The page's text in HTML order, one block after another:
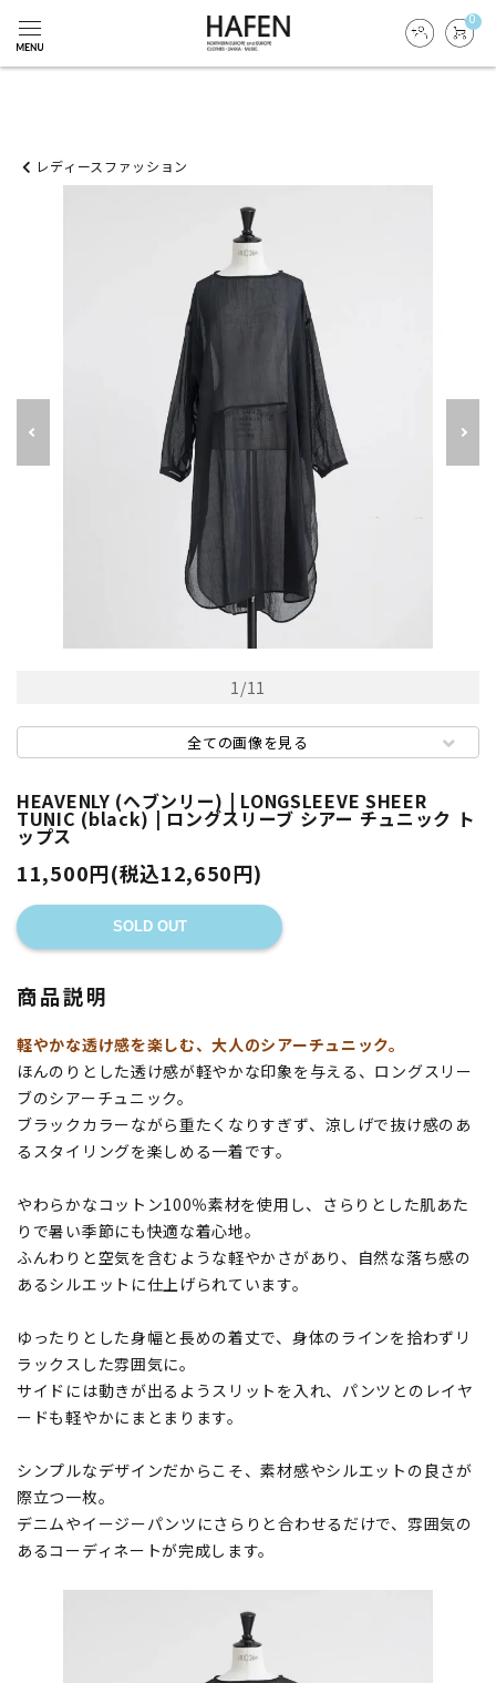
0
レディースファッション
1/11
全ての画像を見る
HEAVENLY (ヘブンリー) | LONGSLEEVE SHEER
TUNIC (black) | ロングスリーブ シアー チュニック ト
ップス
11,500円(税込12,650円)
SOLD OUT
商品説明
軽やかな透け感を楽しむ、大人のシアーチュニック。
ほんのりとした透け感が軽やかな印象を与える、ロングスリー
ブのシアーチュニック。
ブラックカラーながら重たくなりすぎず、涼しげで抜け感のあ
るスタイリングを楽しめる一着です。
やわらかなコットン100％素材を使用し、さらりとした肌あた
りで暑い季節にも快適な着心地。
ふんわりと空気を含むような軽やかさがあり、自然な落ち感の
あるシルエットに仕上げられています。
ゆったりとした身幅と長めの着丈で、身体のラインを拾わずリ
ラックスした雰囲気に。
サイドには動きが出るようスリットを入れ、パンツとのレイヤ
ードも軽やかにまとまります。
シンプルなデザインだからこそ、素材感やシルエットの良さが
際立つ一枚。
デニムやイージーパンツにさらりと合わせるだけで、雰囲気の
あるコーディネートが完成します。